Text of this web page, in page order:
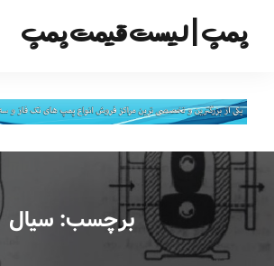
پمپ | لیست قیمت پمپ
برچسب: سیال